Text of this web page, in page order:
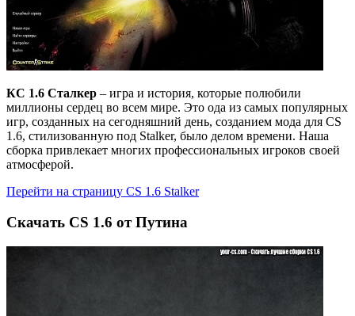
КС 1.6 Сталкер – игра и история, которые полюбили
миллионы сердец во всем мире. Это ода из самых популярных
игр, созданных на сегодняшний день, созданием мода для CS
1.6, стилизованную под Stalker, было делом времени. Наша
сборка привлекает многих профессиональных игроков своей
атмосферой.
Перейти на страницу CS 1.6 Stalker
Cкачать CS 1.6 от Путина